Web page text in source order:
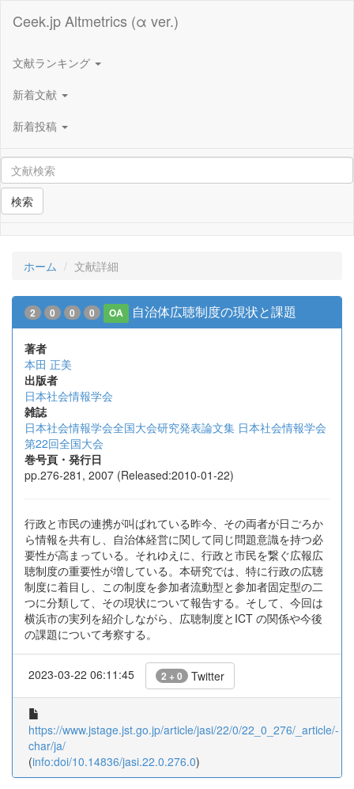
Ceek.jp Altmetrics (α ver.)
文献ランキング
新着文献
新着投稿
検索
ホーム 文献詳細
2 0 0 0 OA 自治体広聴制度の現状と課題
著者
本田 正美
出版者
日本社会情報学会
雑誌
日本社会情報学会全国大会研究発表論文集 日本社会情報学会
第22回全国大会
巻号頁・発行日
pp.276-281, 2007 (Released:2010-01-22)
行政と市民の連携が叫ばれている昨今、その両者が日ごろか
ら情報を共有し、自治体経営に関して同じ問題意識を持つ必
要性が高まっている。それゆえに、行政と市民を繋ぐ広報広
聴制度の重要性が増している。本研究では、特に行政の広聴
制度に着目し、この制度を参加者流動型と参加者固定型の二
つに分類して、その現状について報告する。そして、今回は
横浜市の実列を紹介しながら、広聴制度とICT の関係や今後
の課題について考察する。
2023-03-22 06:11:45 2 + 0 Twitter
https://www.jstage.jst.go.jp/article/jasi/22/0/22_0_276/_article/-
char/ja/
(info:doi/10.14836/jasi.22.0.276.0)